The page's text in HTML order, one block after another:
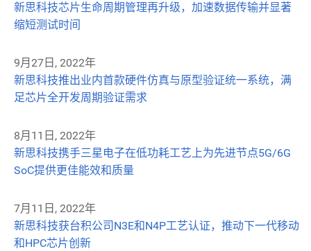
新思科技芯片生命周期管理再升级，加速数据传输并显著
缩短测试时间
9月27日, 2022年
新思科技推出业内首款硬件仿真与原型验证统一系统，满
足芯片全开发周期验证需求
8月11日, 2022年
新思科技携手三星电子在低功耗工艺上为先进节点5G/6G
SoC提供更佳能效和质量
7月11日, 2022年
新思科技获台积公司N3E和N4P工艺认证，推动下一代移动
和HPC芯片创新